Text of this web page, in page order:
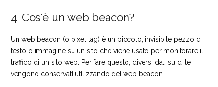
4. Cos'è un web beacon?
Un web beacon (o pixel tag) è un piccolo, invisibile pezzo di
testo o immagine su un sito che viene usato per monitorare il
traffico di un sito web. Per fare questo, diversi dati su di te
vengono conservati utilizzando dei web beacon.